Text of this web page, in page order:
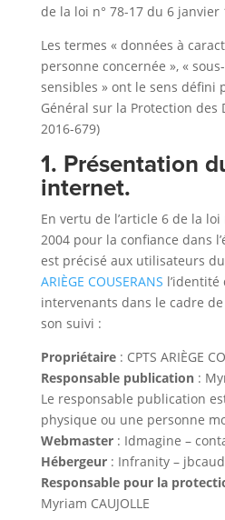
de la loi n° 78-17 du 6 janvier
Les termes « données à
personne concernée », «
sensibles » ont le sens défini
Général sur la Protection des
2016-679)
1. Présentation
internet.
En vertu de l’article 6 de la
2004 pour la confiance dans
est précisé aux utilisateurs
ARIÈGE COUSERANS
intervenants dans le cadre
son suivi :
Propriétaire: CPTS ARIÈGE
Responsable publication:
Le responsable publication
physique ou une personne
Webmaster: Idmagine –
Hébergeur: Infranity –
Responsable pour la
Myriam CAUJOLLE